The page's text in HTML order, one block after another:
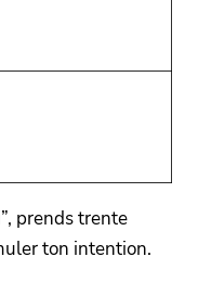
prends trente
ton intention.